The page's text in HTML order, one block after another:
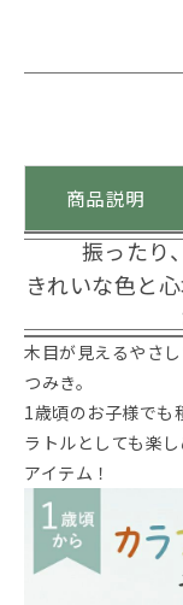
商品説明
振ったり
きれいな色と
木目が見えるやさ
つみき。
1歳頃のお子様でも
ラトルとしても楽
アイテム！